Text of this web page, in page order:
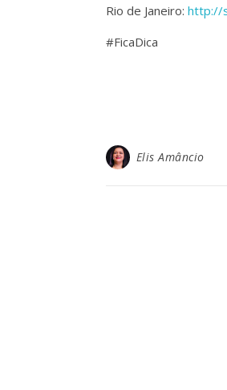
Rio de Janeiro: http://
#FicaDica
Elis Amâncio